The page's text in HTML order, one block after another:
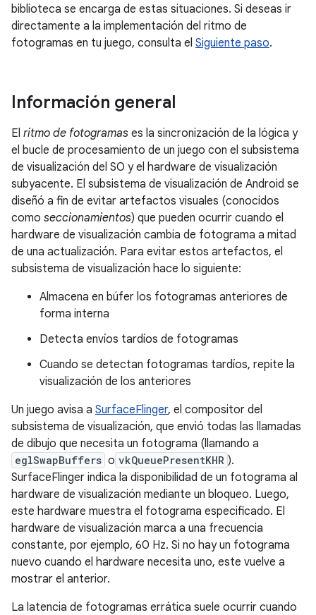
biblioteca se encarga de estas situaciones. Si deseas ir
directamente a la implementación del ritmo de
fotogramas en tu juego, consulta el Siguiente paso.
Información general
El ritmo de fotogramas es la sincronización de la lógica y
el bucle de procesamiento de un juego con el subsistema
de visualización del SO y el hardware de visualización
subyacente. El subsistema de visualización de Android se
diseñó a fin de evitar artefactos visuales (conocidos
como seccionamientos) que pueden ocurrir cuando el
hardware de visualización cambia de fotograma a mitad
de una actualización. Para evitar estos artefactos, el
subsistema de visualización hace lo siguiente:
Almacena en búfer los fotogramas anteriores de
forma interna
Detecta envíos tardíos de fotogramas
Cuando se detectan fotogramas tardíos, repite la
visualización de los anteriores
Un juego avisa a SurfaceFlinger, el compositor del
subsistema de visualización, que envió todas las llamadas
de dibujo que necesita un fotograma (llamando a
eglSwapBuffers o vkQueuePresentKHR ).
SurfaceFlinger indica la disponibilidad de un fotograma al
hardware de visualización mediante un bloqueo. Luego,
este hardware muestra el fotograma especificado. El
hardware de visualización marca a una frecuencia
constante, por ejemplo, 60 Hz. Si no hay un fotograma
nuevo cuando el hardware necesita uno, este vuelve a
mostrar el anterior.
La latencia de fotogramas errática suele ocurrir cuando